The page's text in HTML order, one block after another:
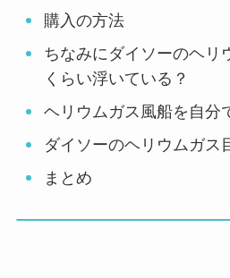
購入の方法
ちなみにダイソーのヘリ
くらい浮いている？
ヘリウムガス風船を自分
ダイソーのヘリウムガス
まとめ